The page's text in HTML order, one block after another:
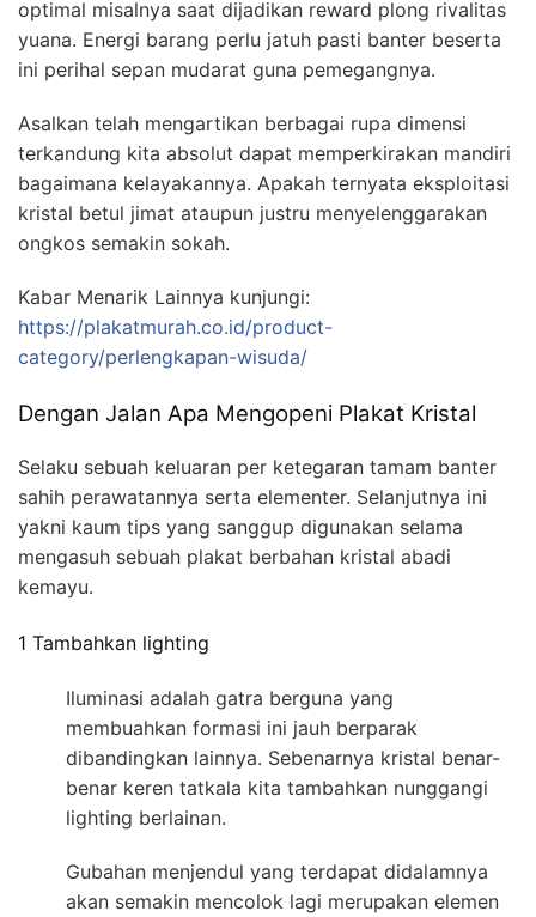
optimal misalnya saat dijadikan reward plong rivalitas
yuana. Energi barang perlu jatuh pasti banter beserta
ini perihal sepan mudarat guna pemegangnya.
Asalkan telah mengartikan berbagai rupa dimensi
terkandung kita absolut dapat memperkirakan mandiri
bagaimana kelayakannya. Apakah ternyata eksploitasi
kristal betul jimat ataupun justru menyelenggarakan
ongkos semakin sokah.
Kabar Menarik Lainnya kunjungi:
https://plakatmurah.co.id/product-
category/perlengkapan-wisuda/
Dengan Jalan Apa Mengopeni Plakat Kristal
Selaku sebuah keluaran per ketegaran tamam banter
sahih perawatannya serta elementer. Selanjutnya ini
yakni kaum tips yang sanggup digunakan selama
mengasuh sebuah plakat berbahan kristal abadi
kemayu.
1 Tambahkan lighting
Iluminasi adalah gatra berguna yang
membuahkan formasi ini jauh berparak
dibandingkan lainnya. Sebenarnya kristal benar-
benar keren tatkala kita tambahkan nunggangi
lighting berlainan.
Gubahan menjendul yang terdapat didalamnya
akan semakin mencolok lagi merupakan elemen